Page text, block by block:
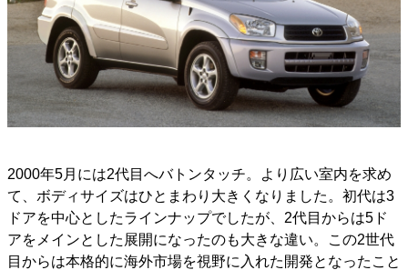
2000年5月には2代目へバトンタッチ。より広い室内を求め
て、ボディサイズはひとまわり大きくなりました。初代は3
ドアを中心としたラインナップでしたが、2代目からは5ド
アをメインとした展開になったのも大きな違い。この2世代
目からは本格的に海外市場を視野に入れた開発となったこと